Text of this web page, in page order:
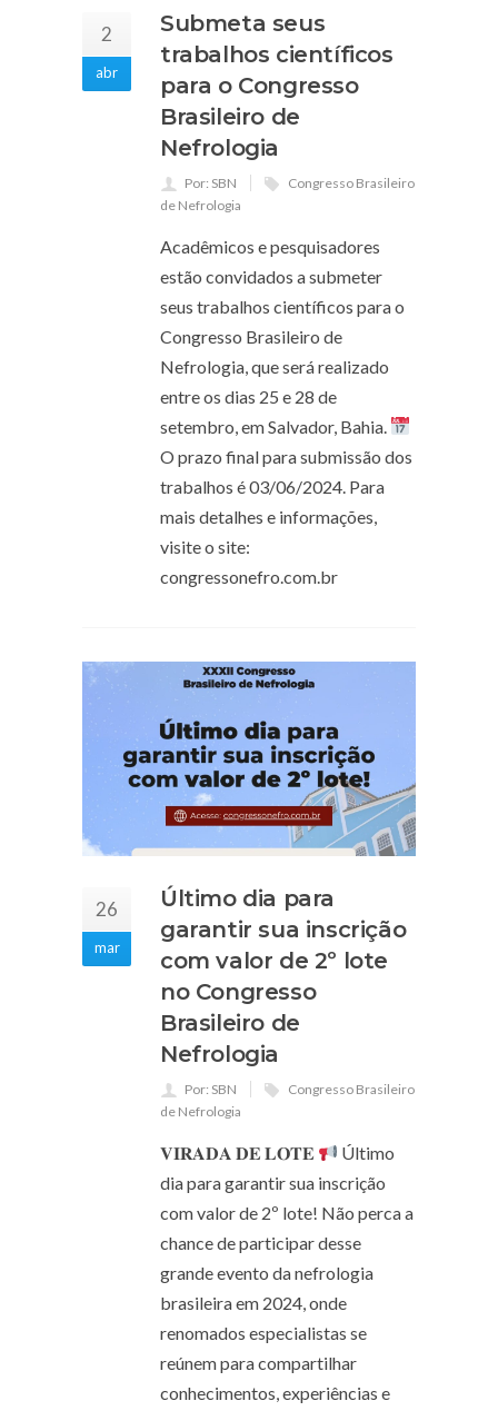
2
abr
Submeta seus
trabalhos científicos
para o Congresso
Brasileiro de
Nefrologia
Por: SBN
Congresso Brasileiro
de Nefrologia
Acadêmicos e pesquisadores
estão convidados a submeter
seus trabalhos científicos para o
Congresso Brasileiro de
Nefrologia, que será realizado
entre os dias 25 e 28 de
setembro, em Salvador, Bahia.
O prazo final para submissão dos
trabalhos é 03/06/2024. Para
mais detalhes e informações,
visite o site:
congressonefro.com.br
26
mar
Último dia para
garantir sua inscrição
com valor de 2º lote
no Congresso
Brasileiro de
Nefrologia
Por: SBN
Congresso Brasileiro
de Nefrologia
𝐕𝐈𝐑𝐀𝐃𝐀 𝐃𝐄 𝐋𝐎𝐓𝐄
Último
dia para garantir sua inscrição
com valor de 2º lote! Não perca a
chance de participar desse
grande evento da nefrologia
brasileira em 2024, onde
renomados especialistas se
reúnem para compartilhar
conhecimentos, experiências e